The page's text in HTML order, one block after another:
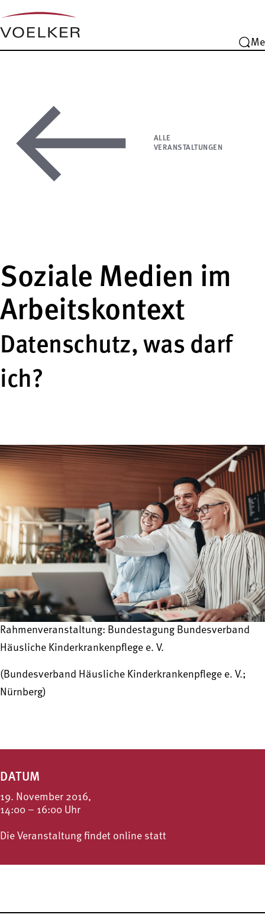
ALLE
VERANSTALTUNGEN
Soziale Medien im
Arbeitskontext
Datenschutz, was darf
ich?
Rahmenveranstaltung: Bundestagung Bundesverband
Häusliche Kinderkrankenpflege e. V.
(Bundesverband Häusliche Kinderkrankenpflege e. V.;
Nürnberg)
DATUM
19. November 2016,
14:00 – 16:00 Uhr
Die Veranstaltung findet online statt